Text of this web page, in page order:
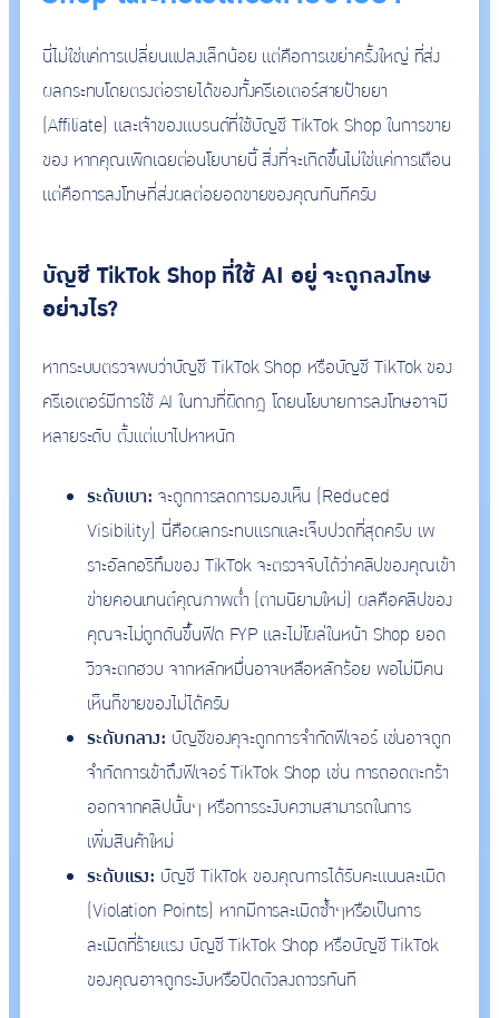
นี่ไม่ใช่แค่การเปลี่ยนแปลงเล็กน้อย แต่คือการเขย่าครั้งใหญ่ ที่ส่ง
ผลกระทบโดยตรงต่อรายได้ของทั้งครีเอเตอร์สายป้ายยา
(Affiliate) และเจ้าของแบรนด์ที่ใช้บัญชี TikTok Shop ในการขาย
ของ หากคุณเพิกเฉยต่อนโยบายนี้ สิ่งที่จะเกิดขึ้นไม่ใช่แค่การเตือน
แต่คือการลงโทษที่ส่งผลต่อยอดขายของคุณทันทีครับ
บัญชี TikTok Shop ที่ใช้ AI อยู่ จะถูกลงโทษ
อย่างไร?
หากระบบตรวจพบว่าบัญชี TikTok Shop หรือบัญชี TikTok ของ
ครีเอเตอร์มีการใช้ AI ในทางที่ผิดกฎ โดยนโยบายการลงโทษอาจมี
หลายระดับ ตั้งแต่เบาไปหาหนัก
ระดับเบา:จะถูกการลดการมองเห็น (Reduced
Visibility) นี่คือผลกระทบแรกและเจ็บปวดที่สุดครับ เพ
ราะอัลกอริทึมของ TikTok จะตรวจจับได้ว่าคลิปของคุณเข้า
ข่ายคอนเทนต์คุณภาพต่ำ (ตามนิยามใหม่) ผลคือคลิปของ
คุณจะไม่ถูกดันขึ้นฟีด FYP และไม่โผล่ในหน้า Shop ยอด
วิวจะตกฮวบ จากหลักหมื่นอาจเหลือหลักร้อย พอไม่มีคน
เห็นก็ขายของไม่ได้ครับ
ระดับกลาง: บัญชีของคุจะถูกการจำกัดฟีเจอร์ เช่นอาจถูก
จำกัดการเข้าถึงฟีเจอร์ TikTok Shop เช่น การถอดตะกร้า
ออกจากคลิปนั้นๆ หรือการระงับความสามารถในการ
เพิ่มสินค้าใหม่
ระดับแรง: บัญชี TikTok ของคุณการได้รับคะแนนละเมิด
(Violation Points) หากมีการละเมิดซ้ำๆหรือเป็นการ
ละเมิดที่ร้ายแรง บัญชี TikTok Shop หรือบัญชี TikTok
ของคุณอาจถูกระงับหรือปิดตัวลงถาวรทันที